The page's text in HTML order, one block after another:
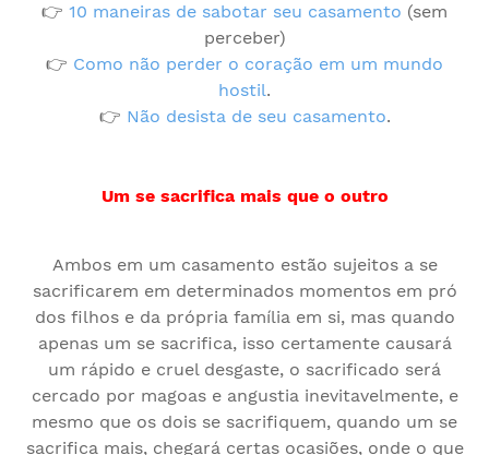
👉 10 maneiras de sabotar seu casamento (sem
perceber)
👉 Como não perder o coração em um mundo
hostil.
👉 Não desista de seu casamento.
Um se sacrifica mais que o outro
Ambos em um casamento estão sujeitos a se
sacrificarem em determinados momentos em pró
dos filhos e da própria família em si, mas quando
apenas um se sacrifica, isso certamente causará
um rápido e cruel desgaste, o sacrificado será
cercado por magoas e angustia inevitavelmente, e
mesmo que os dois se sacrifiquem, quando um se
sacrifica mais, chegará certas ocasiões, onde o que